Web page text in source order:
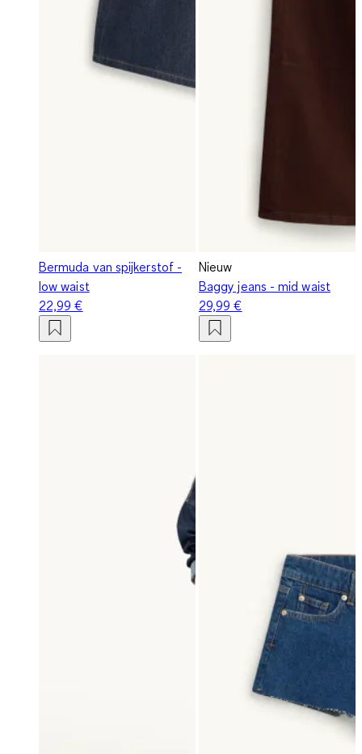
Bermuda van spijkerstof -
low waist
22,99 €
Nieuw
Baggy jeans - mid waist
29,99 €